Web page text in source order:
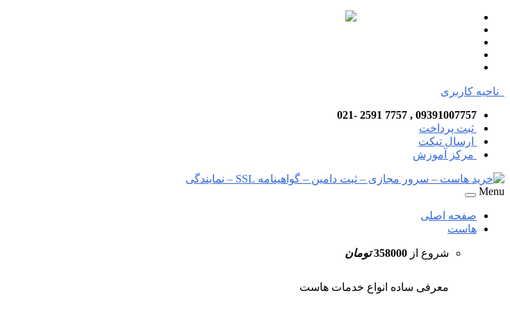
ناحیه کاربری
09391007757 , 7757 2591 -021
ثبت پرداخت
ارسال تیکت
مرکز آموزش
Menu
صفحه اصلی
هاست
شروع از 358000 تومان
معرفی ساده انواع خدمات هاست